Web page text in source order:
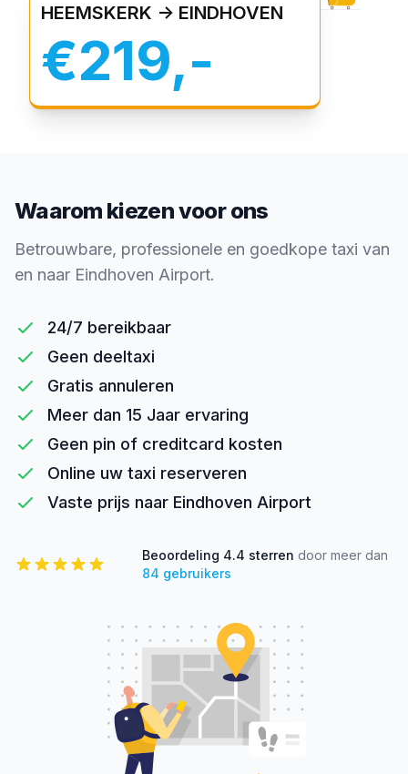
HEEMSKERK -> EINDHOVEN
€219,-
Waarom kiezen voor ons
Betrouwbare, professionele en goedkope taxi van
en naar Eindhoven Airport.
24/7 bereikbaar
Geen deeltaxi
Gratis annuleren
Meer dan 15 Jaar ervaring
Geen pin of creditcard kosten
Online uw taxi reserveren
Vaste prijs naar Eindhoven Airport
Beoordeling 4.4 sterren door meer dan
84 gebruikers